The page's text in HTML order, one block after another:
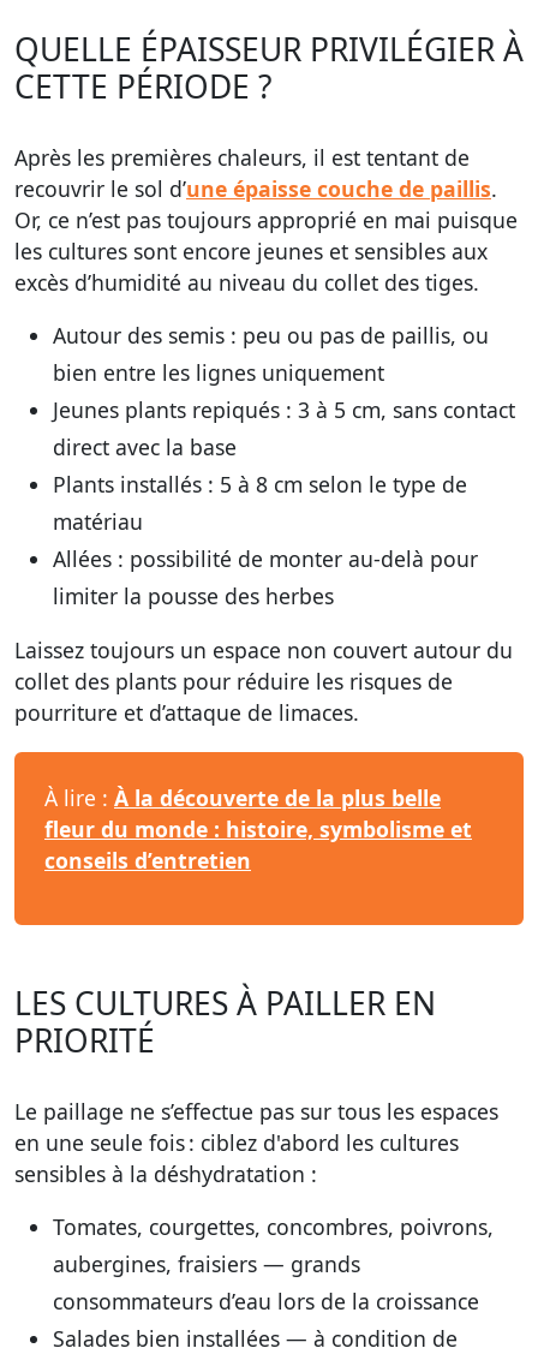
QUELLE ÉPAISSEUR PRIVILÉGIER À
CETTE PÉRIODE ?
Après les premières chaleurs, il est tentant de
recouvrir le sol d’une épaisse couche de paillis.
Or, ce n’est pas toujours approprié en mai puisque
les cultures sont encore jeunes et sensibles aux
excès d’humidité au niveau du collet des tiges.
Autour des semis : peu ou pas de paillis, ou
bien entre les lignes uniquement
Jeunes plants repiqués : 3 à 5 cm, sans contact
direct avec la base
Plants installés : 5 à 8 cm selon le type de
matériau
Allées : possibilité de monter au-delà pour
limiter la pousse des herbes
Laissez toujours un espace non couvert autour du
collet des plants pour réduire les risques de
pourriture et d’attaque de limaces.
À lire : À la découverte de la plus belle
fleur du monde : histoire, symbolisme et
conseils d’entretien
LES CULTURES À PAILLER EN
PRIORITÉ
Le paillage ne s’effectue pas sur tous les espaces
en une seule fois : ciblez d'abord les cultures
sensibles à la déshydratation :
Tomates, courgettes, concombres, poivrons,
aubergines, fraisiers — grands
consommateurs d’eau lors de la croissance
Salades bien installées — à condition de